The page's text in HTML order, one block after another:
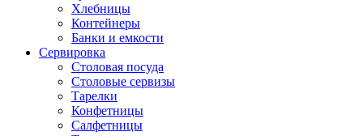
Хлебницы
Контейнеры
Банки и емкости
Сервировка
Столовая посуда
Столовые сервизы
Тарелки
Конфетницы
Салфетницы